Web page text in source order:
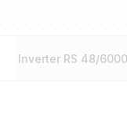
Inverter RS 48/